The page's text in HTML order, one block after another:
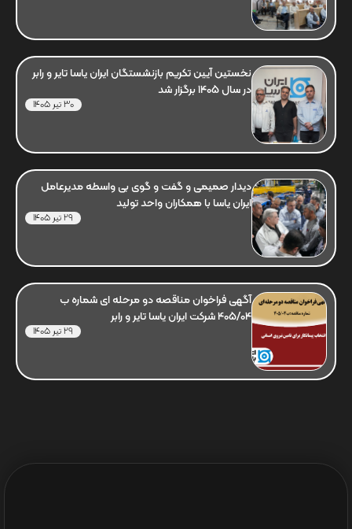
نخستین آیین تکریم بازنشستگان ایران یاسا تایر و رابر
در سال 1405 برگزار شد
30 تیر 1405
دیدار صمیمی و گفت و گوی بی واسطه مدیرعامل
ایران یاسا با همکاران واحد تولید
29 تیر 1405
آگهی فراخوان مناقصه دو مرحله ای شماره ب
405/04 شرکت ایران یاسا تایر و رابر
29 تیر 1405